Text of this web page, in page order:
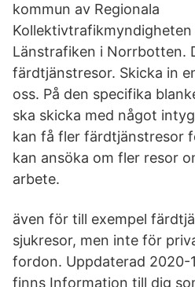
kommun av Regionala
Kollektivtrafikmyndigheten
Länstrafiken i Norrbotten.
färdtjänstresor. Skicka in
oss. På den specifika
ska skicka med något
kan få fler färdtjänstresor
kan ansöka om fler resor
arbete.
även för till exempel
sjukresor, men inte för
fordon. Uppdaterad 2020-
finns Information till dig